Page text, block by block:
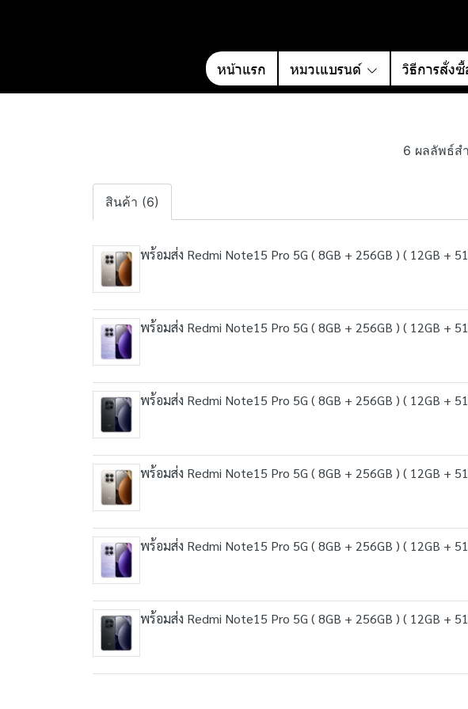
หน้าแรก หมวเแบรนด์ วิธีการสั่ง
6 ผลลัพธ์ส
สินค้า (6)
พร้อมส่ง Redmi Note15 Pro 5G ( 8GB + 256GB ) ( 12GB +
พร้อมส่ง Redmi Note15 Pro 5G ( 8GB + 256GB ) ( 12GB +
พร้อมส่ง Redmi Note15 Pro 5G ( 8GB + 256GB ) ( 12GB +
พร้อมส่ง Redmi Note15 Pro 5G ( 8GB + 256GB ) ( 12GB +
พร้อมส่ง Redmi Note15 Pro 5G ( 8GB + 256GB ) ( 12GB +
พร้อมส่ง Redmi Note15 Pro 5G ( 8GB + 256GB ) ( 12GB +